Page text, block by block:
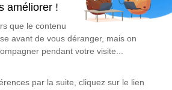
d’arbre hommage est